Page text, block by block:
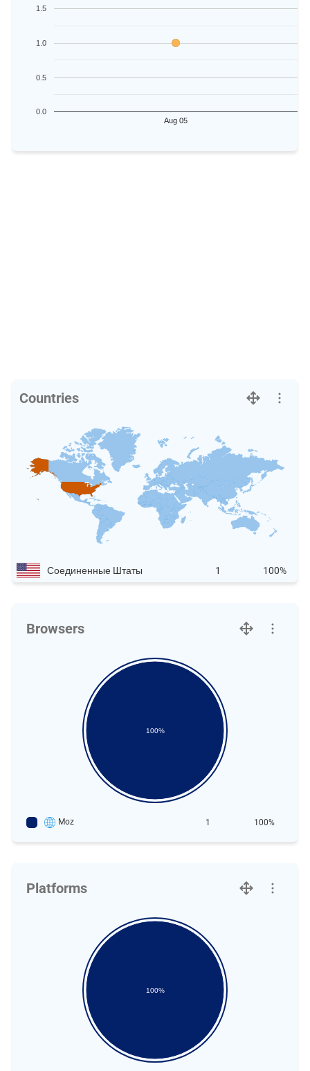
Aug 05
0.0
0.5
1.0
1.5
Countries
Соединенные Штаты 1 100%
Browsers
100%
Moz 1 100%
Platforms
100%